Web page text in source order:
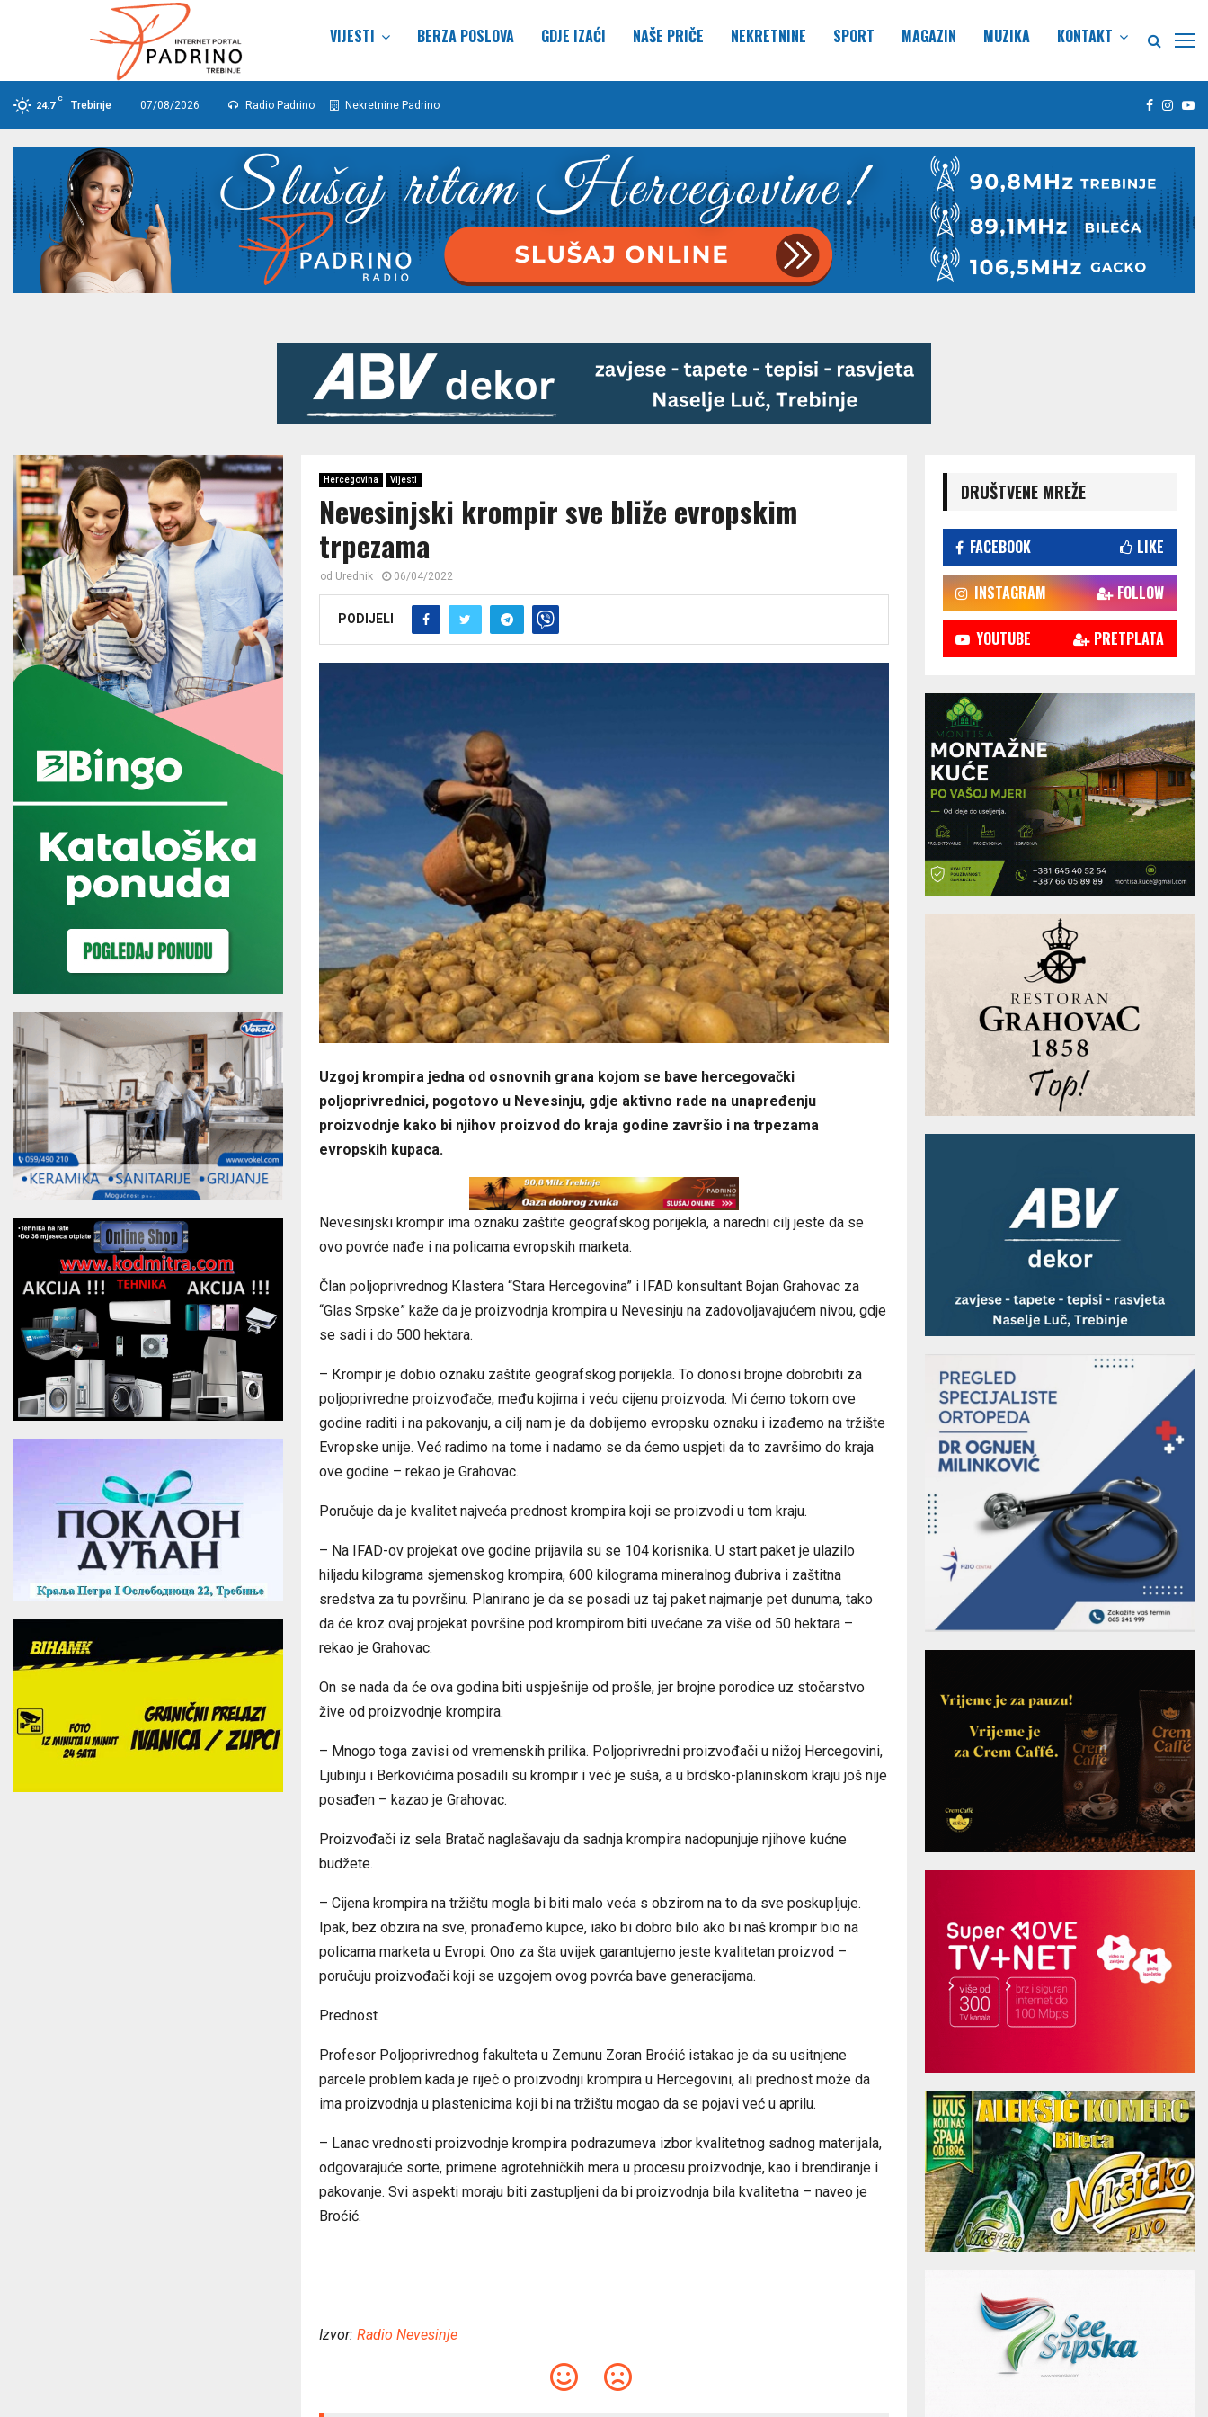
VIJESTI BERZA POSLOVA GDJE IZAĆI NAŠE PRIČE NEKRETNINE SPORT MAGAZIN MUZIKA KONTAKT
24.7
C
Trebinje 07/08/2026 Radio Padrino Nekretnine Padrino Facebook
Hercegovina Vijesti
Nevesinjski krompir sve bliže evropskim
trpezama
od Urednik 06/04/2022
PODIJELI
Uzgoj krompira jedna od osnovnih grana kojom se bave hercegovački
poljoprivrednici, pogotovo u Nevesinju, gdje aktivno rade na unapređenju
proizvodnje kako bi njihov proizvod do kraja godine završio i na trpezama
evropskih kupaca.
Nevesinjski krompir ima oznaku zaštite geografskog porijekla, a naredni cilj jeste da se
ovo povrće nađe i na policama evropskih marketa.
Član poljoprivrednog Кlastera “Stara Hercegovina” i IFAD konsultant Bojan Grahovac za
“Glas Srpske” kaže da je proizvodnja krompira u Nevesinju na zadovoljavajućem nivou, gdje
se sadi i do 500 hektara.
– Кrompir je dobio oznaku zaštite geografskog porijekla. To donosi brojne dobrobiti za
poljoprivredne proizvođače, među kojima i veću cijenu proizvoda. Mi ćemo tokom ove
godine raditi i na pakovanju, a cilj nam je da dobijemo evropsku oznaku i izađemo na tržište
Evropske unije. Već radimo na tome i nadamo se da ćemo uspjeti da to završimo do kraja
ove godine – rekao je Grahovac.
Poručuje da je kvalitet najveća prednost krompira koji se proizvodi u tom kraju.
– Na IFAD-ov projekat ove godine prijavila su se 104 korisnika. U start paket je ulazilo
hiljadu kilograma sjemenskog krompira, 600 kilograma mineralnog đubriva i zaštitna
sredstva za tu površinu. Planirano je da se posadi uz taj paket najmanje pet dunuma, tako
da će kroz ovaj projekat površine pod krompirom biti uvećane za više od 50 hektara –
rekao je Grahovac.
On se nada da će ova godina biti uspješnije od prošle, jer brojne porodice uz stočarstvo
žive od proizvodnje krompira.
– Mnogo toga zavisi od vremenskih prilika. Poljoprivredni proizvođači u nižoj Hercegovini,
Ljubinju i Berkovićima posadili su krompir i već je suša, a u brdsko-planinskom kraju još nije
posađen – kazao je Grahovac.
Proizvođači iz sela Bratač naglašavaju da sadnja krompira nadopunjuje njihove kućne
budžete.
– Cijena krompira na tržištu mogla bi biti malo veća s obzirom na to da sve poskupljuje.
Ipak, bez obzira na sve, pronađemo kupce, iako bi dobro bilo ako bi naš krompir bio na
policama marketa u Evropi. Ono za šta uvijek garantujemo jeste kvalitetan proizvod –
poručuju proizvođači koji se uzgojem ovog povrća bave generacijama.
Prednost
Profesor Poljoprivrednog fakulteta u Zemunu Zoran Broćić istakao je da su usitnjene
parcele problem kada je riječ o proizvodnji krompira u Hercegovini, ali prednost može da
ima proizvodnja u plastenicima koji bi na tržištu mogao da se pojavi već u aprilu.
– Lanac vrednosti proizvodnje krompira podrazumeva izbor kvalitetnog sadnog materijala,
odgovarajuće sorte, primene agrotehničkih mera u procesu proizvodnje, kao i brendiranje i
pakovanje. Svi aspekti moraju biti zastupljeni da bi proizvodnja bila kvalitetna – naveo je
Broćić.
Izvor: Radio Nevesinje
DRUŠTVENE MREŽE
FACEBOOK LIKE
INSTAGRAM FOLLOW
YOUTUBE PRETPLATA